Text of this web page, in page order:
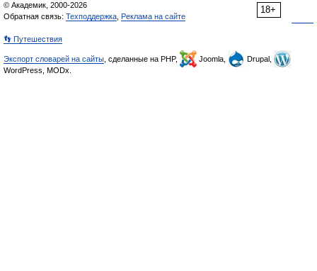
18+
© Академик, 2000-2026
Обратная связь: Техподдержка Реклама на сайте
👣 Путешествия
Экспорт словарей на сайты , сделанные на PHP, Joomla,
Drupal,
WordPress, MODx.